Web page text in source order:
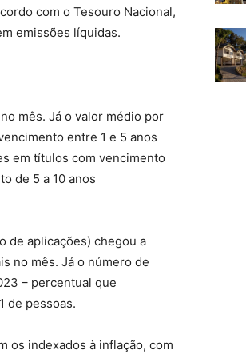
com o Tesouro Nacional,
emissões líquidas.
mês. Já o valor médio por
entre 1 e 5 anos
em títulos com vencimento
de 5 a 10 anos
de aplicações) chegou a
no mês. Já o número de
– percentual que
de pessoas.
os indexados à inflação, com